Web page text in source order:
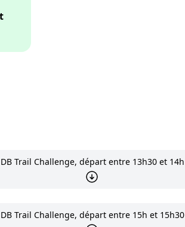
Trail Challenge, départ entre 13h30 et 14h
Trail Challenge, départ entre 15h et 15h30